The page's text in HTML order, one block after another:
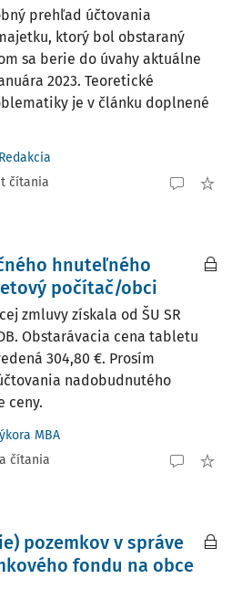
prehľad účtovania
ktorý bol obstaraný
sa berie do úvahy aktuálne
2023. Teoretické
je v článku doplnené
Redakcia
čítania
hnuteľného
počítač/obci
zmluvy získala od ŠU SR
Obstarávacia cena tabletu
304,80 €. Prosím
nadobudnutého
ceny.
MBA
čítania
pozemkov v správe
fondu na obce